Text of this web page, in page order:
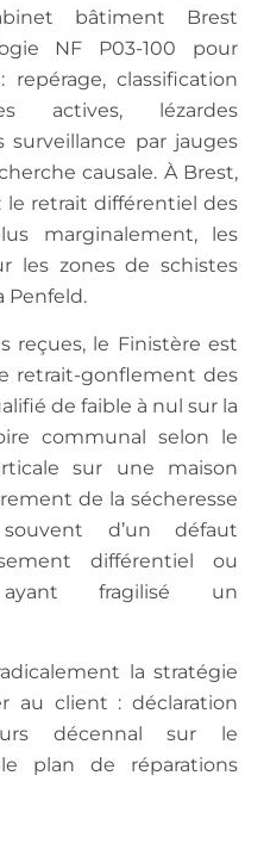
bâtiment Brest
NF P03-100 pour
classification
actives, lézardes
surveillance par jauges
causale. À Brest,
retrait différentiel des
marginalement, les
les zones de schistes
Penfeld.
reçues, le Finistère est
retrait-gonflement des
de faible à nul sur la
communal selon le
sur une maison
de la sécheresse
d’un défaut
différentiel ou
fragilisé un
la stratégie
au client : déclaration
décennal sur le
plan de réparations